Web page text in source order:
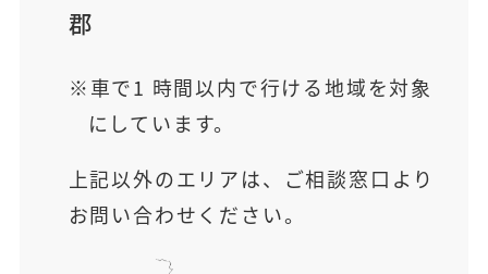
郡
車で1 時間以内で行ける地域を対象
にしています。
上記以外のエリアは、ご相談窓口より
お問い合わせください。